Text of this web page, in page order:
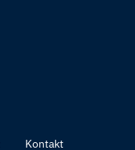
Kontakt